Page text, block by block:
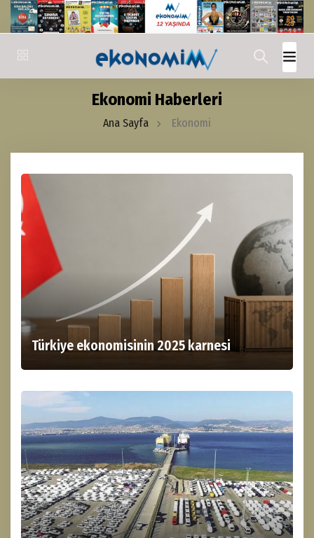
Ekonomi Haberleri
Ana Sayfa Ekonomi
Türkiye ekonomisinin 2025 karnesi